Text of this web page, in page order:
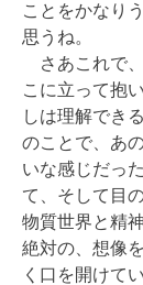
ことをかなり
思うね。
さあこれで
こに立って抱
しは理解でき
のことで、あ
いな感じだっ
て、そして目
物質世界と精
絶対の、想像
く口を開けて